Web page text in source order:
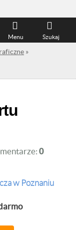
Szukaj
Menu
»
0
w Poznaniu